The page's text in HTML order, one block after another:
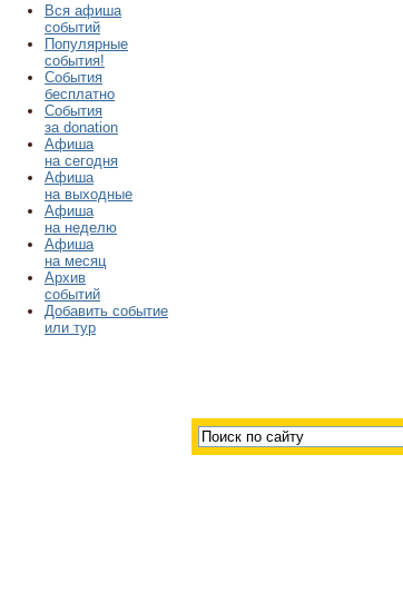
Вся афиша
событий
Популярные
события!
События
бесплатно
События
за donation
Афиша
на сегодня
Афиша
на выходные
Афиша
на неделю
Афиша
на месяц
Архив
событий
Добавить событие
или тур